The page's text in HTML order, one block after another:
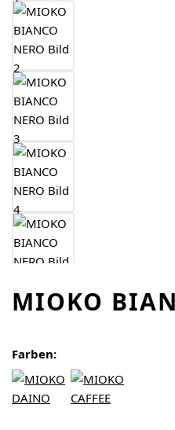
MIOKO
Farben: